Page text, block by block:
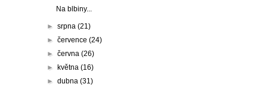
Na blbiny...
►srpna(21)
►července(24)
►června(26)
► května(16)
►dubna(31)